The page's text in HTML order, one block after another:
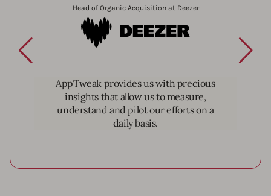
Head of Organic Acquisition at Deezer
Deezer
AppTweak provides us with precious
insights that allow us to measure,
understand and pilot our efforts on a
daily basis.